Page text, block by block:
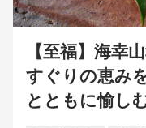
【至福】海幸
すぐりの恵み
とともに愉し